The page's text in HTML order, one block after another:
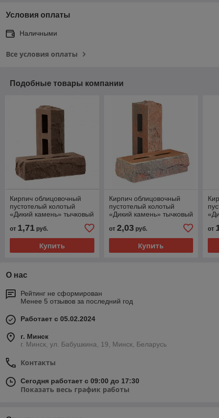
Условия оплаты
Наличными
Все условия оплаты
Подобные товары компании
Кирпич облицовочный
пустотелый колотый
«Дикий камень» тычковый
от 1,71 руб.
Купить
Кирпич облицовочный
пустотелый колотый
«Дикий камень» тычковый
от 2,03руб.
Купить
от
О нас
Рейтинг не сформирован
Менее 5 отзывов за последний год
Работает с 05.02.2024
г. Минск
г. Минск, ул. Бабушкина, 19, Минск, Беларусь
Контакты
Сегодня работает с 09:00 до 17:30
Показать весь график работы